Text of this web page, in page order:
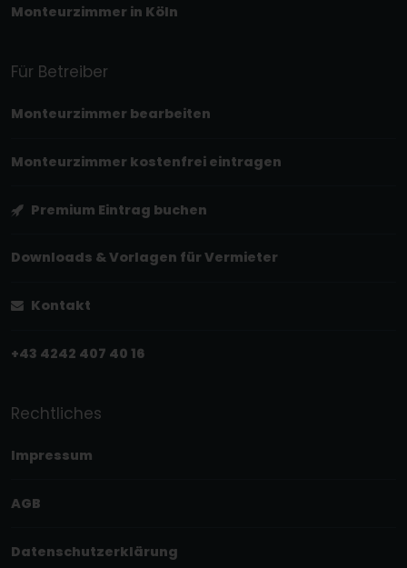
Monteurzimmer in Köln
Für Betreiber
Monteurzimmer bearbeiten
Monteurzimmer kostenfrei eintragen
Premium Eintrag buchen
Downloads & Vorlagen für Vermieter
Kontakt
+43 4242 407 40 16
Rechtliches
Impressum
AGB
Datenschutzerklärung